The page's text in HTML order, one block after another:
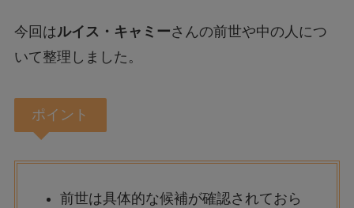
今回はルイス・キャミーさんの前世や中の人につ
いて整理しました。
ポイント
前世は具体的な候補が確認されておら